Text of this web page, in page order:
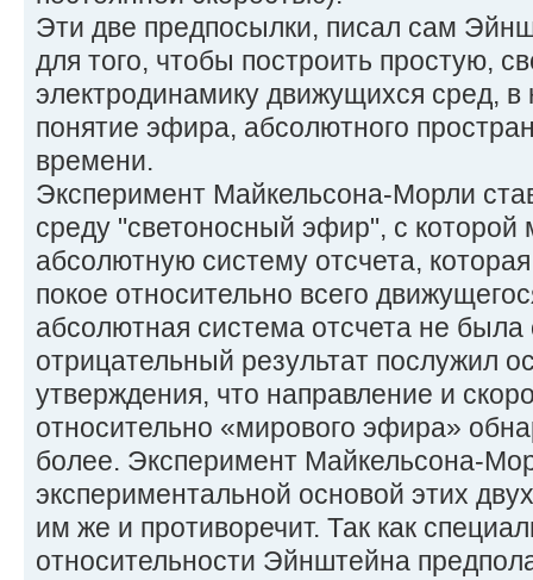
Эти две предпосылки, писал сам
для того, чтобы построить простую,
электродинамику движущихся сред,
понятие эфира, абсолютного
времени.
Эксперимент Майкельсона-Морли
среду "светоносный эфир", с
абсолютную систему отсчета,
покое относительно всего
абсолютная система отсчета не
отрицательный результат послужил
утверждения, что направление и
относительно «мирового эфира»
более. Эксперимент Майкельсона-
экспериментальной основой этих
им же и противоречит. Так как
относительности Эйнштейна